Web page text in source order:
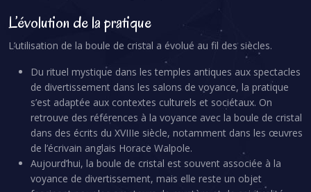
L’évolution de la pratique
L’utilisation de la boule de cristal a évolué au fil des siècles.
Du rituel mystique dans les temples antiques aux spectacles
de divertissement dans les salons de voyance, la pratique
s’est adaptée aux contextes culturels et sociétaux. On
retrouve des références à la voyance avec la boule de cristal
dans des écrits du XVIIIe siècle, notamment dans les œuvres
de l’écrivain anglais Horace Walpole.
Aujourd’hui, la boule de cristal est souvent associée à la
voyance de divertissement, mais elle reste un objet